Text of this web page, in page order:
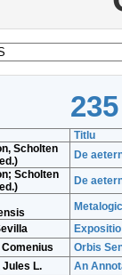
Titlu
Scholten
De
Scholten
De
Orbis
L. An